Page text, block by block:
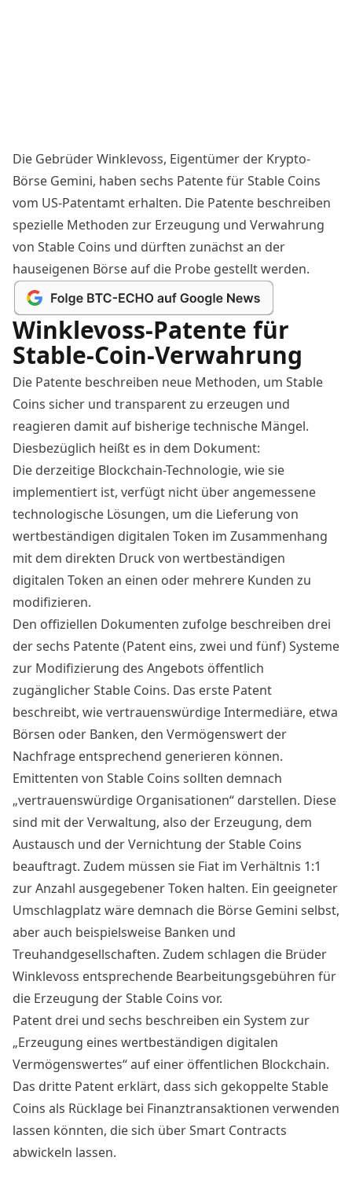
Die Gebrüder Winklevoss, Eigentümer der Krypto-
Börse Gemini, haben sechs Patente für Stable Coins
vom US-Patentamt erhalten. Die Patente beschreiben
spezielle Methoden zur Erzeugung und Verwahrung
von Stable Coins und dürften zunächst an der
hauseigenen Börse auf die Probe gestellt werden.
Winklevoss-Patente für
Stable-Coin-Verwahrung
Die Patente beschreiben neue Methoden, um Stable
Coins sicher und transparent zu erzeugen und
reagieren damit auf bisherige technische Mängel.
Diesbezüglich heißt es in dem Dokument:
Die derzeitige Blockchain-Technologie, wie sie
implementiert ist, verfügt nicht über angemessene
technologische Lösungen, um die Lieferung von
wertbeständigen digitalen Token im Zusammenhang
mit dem direkten Druck von wertbeständigen
digitalen Token an einen oder mehrere Kunden zu
modifizieren.
Den offiziellen Dokumenten zufolge beschreiben drei
der sechs Patente (Patent eins, zwei und fünf) Systeme
zur Modifizierung des Angebots öffentlich
zugänglicher Stable Coins. Das erste Patent
beschreibt, wie vertrauenswürdige Intermediäre, etwa
Börsen oder Banken, den Vermögenswert der
Nachfrage entsprechend generieren können.
Emittenten von Stable Coins sollten demnach
„vertrauenswürdige Organisationen“ darstellen. Diese
sind mit der Verwaltung, also der Erzeugung, dem
Austausch und der Vernichtung der Stable Coins
beauftragt. Zudem müssen sie Fiat im Verhältnis 1:1
zur Anzahl ausgegebener Token halten. Ein geeigneter
Umschlagplatz wäre demnach die Börse Gemini selbst,
aber auch beispielsweise Banken und
Treuhandgesellschaften. Zudem schlagen die Brüder
Winklevoss entsprechende Bearbeitungsgebühren für
die Erzeugung der Stable Coins vor.
Patent drei und sechs beschreiben ein System zur
„Erzeugung eines wertbeständigen digitalen
Vermögenswertes“ auf einer öffentlichen Blockchain.
Das dritte Patent erklärt, dass sich gekoppelte Stable
Coins als Rücklage bei Finanztransaktionen verwenden
lassen könnten, die sich über Smart Contracts
abwickeln lassen.